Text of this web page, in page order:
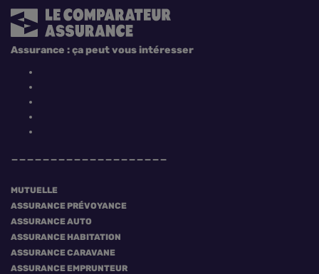
MUTUELLE
ASSURANCE PRÉVOYANCE
ASSURANCE AUTO
ASSURANCE HABITATION
ASSURANCE CARAVANE
ASSURANCE EMPRUNTEUR
Assurance : ça peut vous intéresser